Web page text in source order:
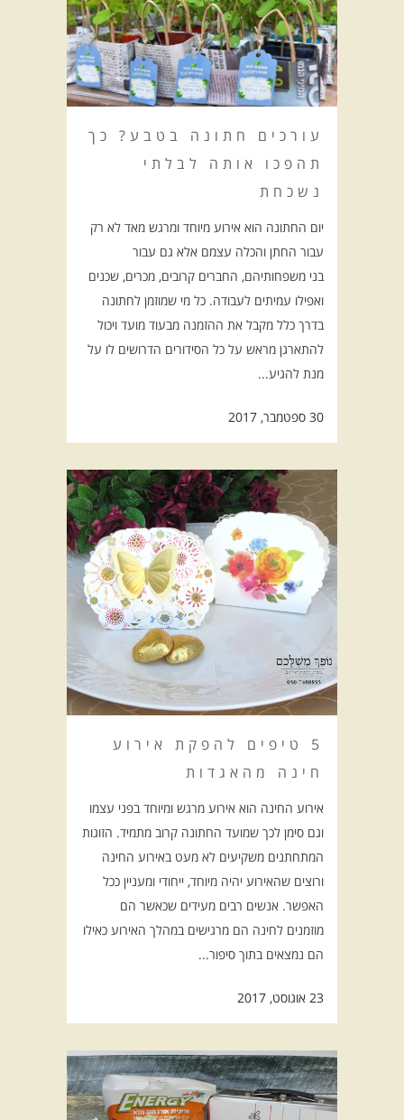
עורכים חתונה בטבע? כך
תהפכו אותה לבלתי
נשכחת
יום החתונה הוא אירוע מיוחד ומרגש מאד לא רק
עבור החתן והכלה עצמם אלא גם עבור
בני משפחותיהם, החברים קרובים, מכרים, שכנים
ואפילו עמיתים לעבודה. כל מי שמוזמן לחתונה
בדרך כלל מקבל את ההזמנה מבעוד מועד ויכול
להתארגן מראש על כל הסידורים הדרושים לו על
מנת להגיע...
30 ספטמבר, 2017
5 טיפים להפקת אירוע
חינה מהאגדות
אירוע החינה הוא אירוע מרגש ומיוחד בפני עצמו
וגם סימן לכך שמועד החתונה קרוב מתמיד. הזוגות
המתחתנים משקיעים לא מעט באירוע החינה
ורוצים שהאירוע יהיה מיוחד, ייחודי ומעניין ככל
האפשר. אנשים רבים מעידים שכאשר הם
מוזמנים לחינה הם מרגישים במהלך האירוע כאילו
הם נמצאים בתוך סיפור...
23 אוגוסט, 2017